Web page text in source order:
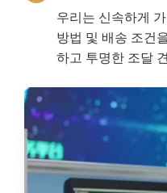
우리는 신속하게
방법 및 배송 조건
하고 투명한 조달